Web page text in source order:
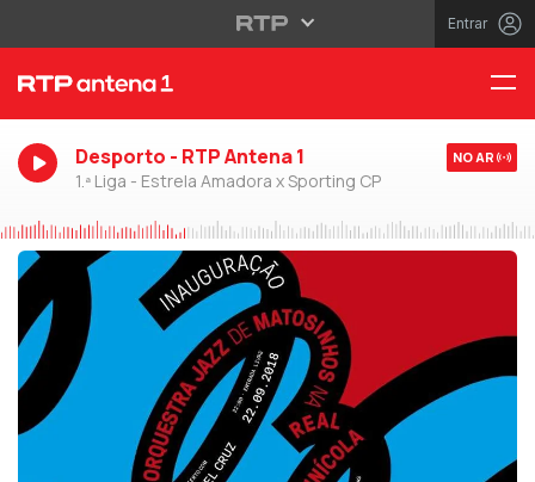
Entrar
Desporto - RTP Antena 1
1.ª Liga - Estrela Amadora x Sporting CP
NO AR